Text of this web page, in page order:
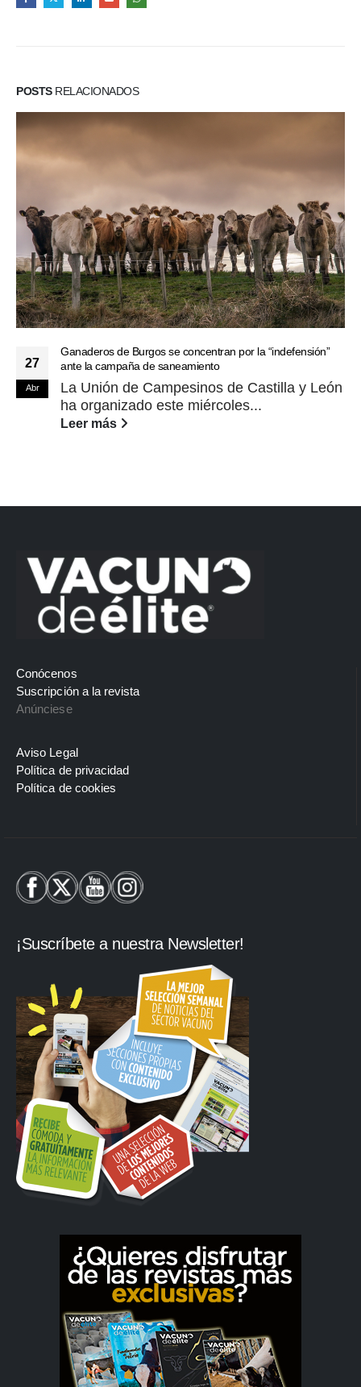
POSTSRELACIONADOS
27
Abr
Ganaderos de Burgos se concentran por la “indefensión”
ante la campaña de saneamiento
La Unión de Campesinos de Castilla y León
ha organizado este miércoles...
Leer más
Conócenos
Suscripción a la revista
Anúnciese
Aviso Legal
Política de privacidad
Política de cookies
¡Suscríbete a nuestra Newsletter!